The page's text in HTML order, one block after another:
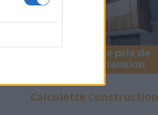
Calculette Construction